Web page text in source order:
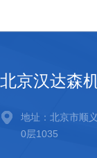
北京汉达森
地址：北京市顺
0层1035